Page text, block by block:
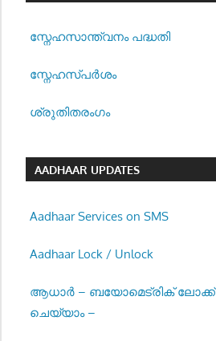
സ്നേഹസാന്ത്വനം പദ്ധതി
സ്നേഹസ്പര്‍ശം
ശ്രുതിതരംഗം
AADHAAR UPDATES
Aadhaar Services on SMS
Aadhaar Lock / Unlock
ആധാർ – ബയോമെട്രിക് ലോക്ക്
ചെയ്യാം –